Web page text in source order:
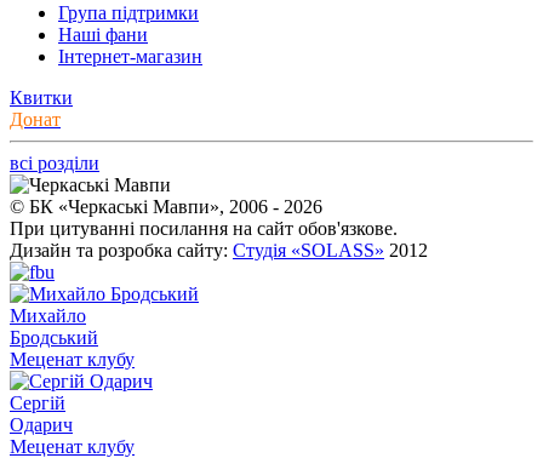
Група підтримки
Наші фани
Інтернет-магазин
Квитки
Донат
всі розділи
© БК «Черкаські Мавпи», 2006 - 2026
При цитуванні посилання на сайт обов'язкове.
Дизайн та розробка сайту: Студія «SOLASS» 2012
Михайло
Бродський
Меценат клубу
Сергій
Одарич
Меценат клубу